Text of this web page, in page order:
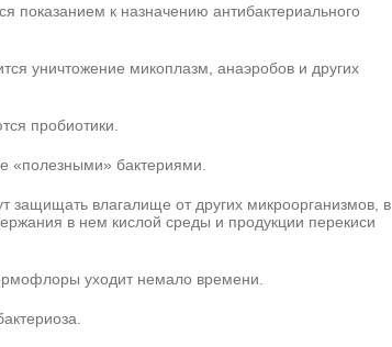
показанием к назначению антибактериального
уничтожение микоплазм, анаэробов и других
пробиотики.
«полезными» бактериями.
защищать влагалище от других микроорганизмов, в
в нем кислой среды и продукции перекиси
уходит немало времени.